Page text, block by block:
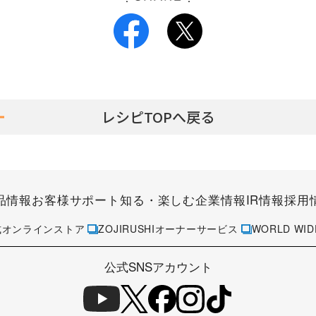
レシピTOPへ戻る
情報お客様サポート知る・楽しむ企業情報IR情報採用
ンラインストア ZOJIRUSHIオーナーサービス WORLD
公式SNSアカウント